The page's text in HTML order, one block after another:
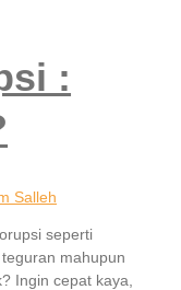
:
Salleh
seperti
mahupun
Ingin cepat kaya,